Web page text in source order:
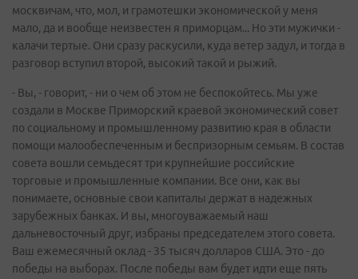
москвичам, что, мол, и грамотешки экономической у меня
мало, да и вообще неизвестен я приморцам... Но эти мужички -
калачи тертые. Они сразу раскусили, куда ветер задул, и тогда в
разговор вступил второй, высокий такой и рыжий.
- Вы, - говорит, - ни о чем об этом не беспокойтесь. Мы уже
создали в Москве Приморский краевой экономический совет
по социальному и промышленному развитию края в области
помощи малообеспеченным и беспризорным семьям. В состав
совета вошли семьдесят три крупнейшие российские
торговые и промышленные компании. Все они, как вы
понимаете, основные свои капиталы держат в надежных
зарубежных банках. И вы, многоуважаемый наш
дальневосточный друг, избраны председателем этого совета.
Ваш ежемесячный оклад - 35 тысяч долларов США. Это - до
победы на выборах. После победы вам будет идти еще пять